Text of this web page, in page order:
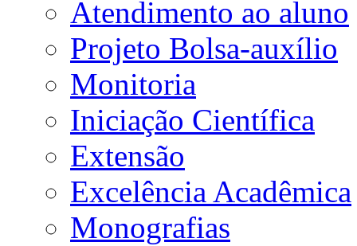
Atendimento ao aluno
Projeto Bolsa-auxílio
Monitoria
Iniciação Científica
Extensão
Excelência Acadêmica
Monografias